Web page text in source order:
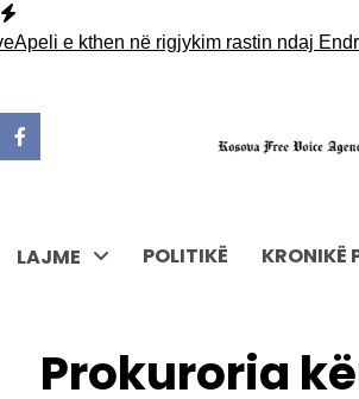
Skip
toe kthen në rigjykim rastin ndaj Endrit
LAJME POLITIKË KRONIKË
Prokuroria